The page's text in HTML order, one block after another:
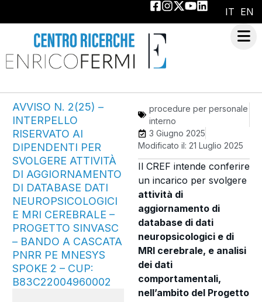
IT EN
AVVISO N. 2(25) –
INTERPELLO
RISERVATO AI
DIPENDENTI PER
SVOLGERE ATTIVITÀ
DI AGGIORNAMENTO
DI DATABASE DATI
NEUROPSICOLOGICI
E MRI CEREBRALE –
PROGETTO SINVASC
– BANDO A CASCATA
PNRR PE MNESYS
SPOKE 2 – CUP:
B83C22004960002
procedure per personale
interno
3 Giugno 2025
Modificato il: 21 Luglio 2025
Il CREF intende conferire
un incarico per svolgere
attività di
aggiornamento di
database di dati
neuropsicologici e di
MRI cerebrale, e analisi
dei dati
comportamentali,
nell’ambito del Progetto